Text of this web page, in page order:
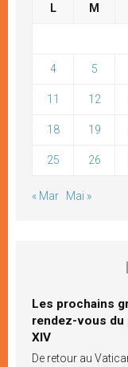
L M
4 5
11 12
18 19
25 26
« Mar Mai »
Les prochains
rendez-vous du
XIV
De retour au